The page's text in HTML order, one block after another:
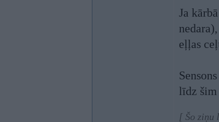
Ja
eļļas
līdz
[ Šo ziņu